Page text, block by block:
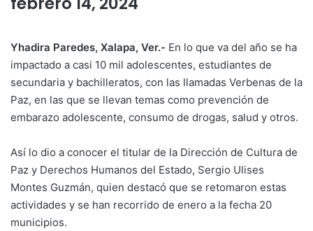
Yhadira Paredes, Xalapa, Ver.- En lo que va del año se ha
impactado a casi 10 mil adolescentes, estudiantes de
secundaria y bachilleratos, con las llamadas Verbenas de la
Paz, en las que se llevan temas como prevención de
embarazo adolescente, consumo de drogas, salud y otros.
Así lo dio a conocer el titular de la Dirección de Cultura de
Paz y Derechos Humanos del Estado, Sergio Ulises
Montes Guzmán, quien destacó que se retomaron estas
actividades y se han recorrido de enero a la fecha 20
municipios.